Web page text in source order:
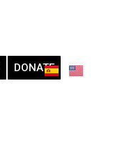
DONATE